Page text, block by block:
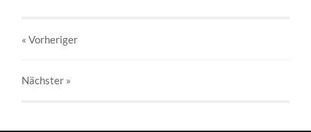
« Vorheriger
Nächster »